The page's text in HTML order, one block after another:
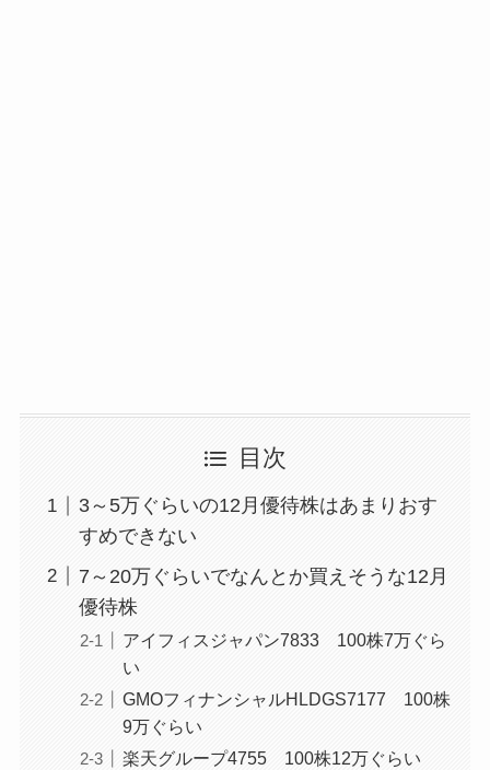
目次
3～5万ぐらいの12月優待株はあまりおす
すめできない
7～20万ぐらいでなんとか買えそうな12月
優待株
アイフィスジャパン7833 100株7万ぐら
い
GMOフィナンシャルHLDGS7177 100株
9万ぐらい
楽天グループ4755 100株12万ぐらい